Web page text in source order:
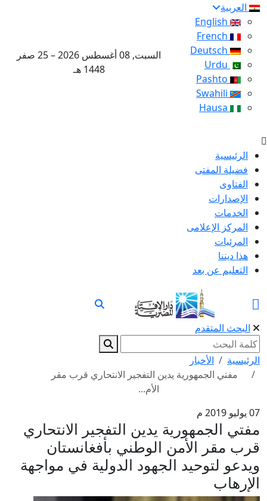
العربية
السبت, 08 أغسطس 2026 – 25 صفر
1448 هـ
الرئيسية
فضيلة المفتى
الفتاوى
الإصدارات
الخدمات
المركز الإعلامى
المرئيات
هذا ديننا
التعليم عن بعد
البحث المتقدم
الرئيسية
الأخبار
مفتي الجمهورية يدين التفجير الانتحاري قرب مقر
الأم...
07 يوليو 2019 م
مفتي الجمهورية يدين التفجير الانتحاري
قرب مقر الأمن الوطني بأفغانستان
ويدعو لتوحيد الجهود الدولية في مواجهة
الإرهاب